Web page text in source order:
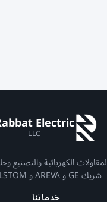
Electric
LLC
شريك GE و AREVA و ALSTOM.
خدماتنا